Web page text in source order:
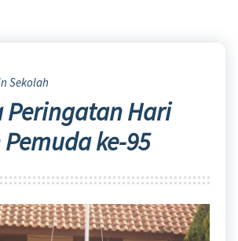
Sekolah
Peringatan Hari
ke-95